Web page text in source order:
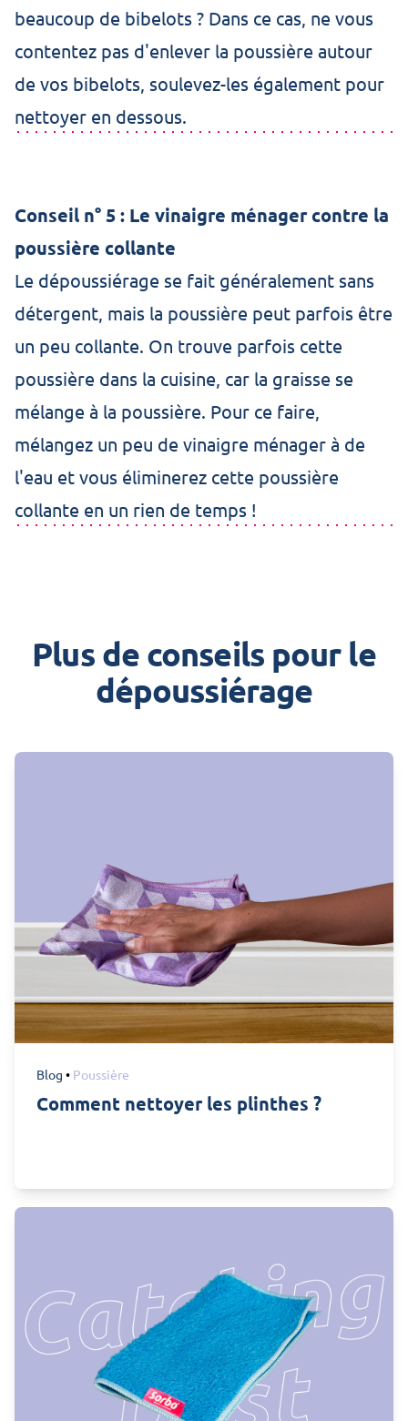
beaucoup de bibelots ? Dans ce cas, ne vous
contentez pas d'enlever la poussière autour
de vos bibelots, soulevez-les également pour
nettoyer en dessous.
Conseil n° 5 : Le vinaigre ménager contre la
poussière collante
Le dépoussiérage se fait généralement sans
détergent, mais la poussière peut parfois être
un peu collante. On trouve parfois cette
poussière dans la cuisine, car la graisse se
mélange à la poussière. Pour ce faire,
mélangez un peu de vinaigre ménager à de
l'eau et vous éliminerez cette poussière
collante en un rien de temps !
Plus de conseils pour le
dépoussiérage
Blog • Poussière
Comment nettoyer les plinthes ?